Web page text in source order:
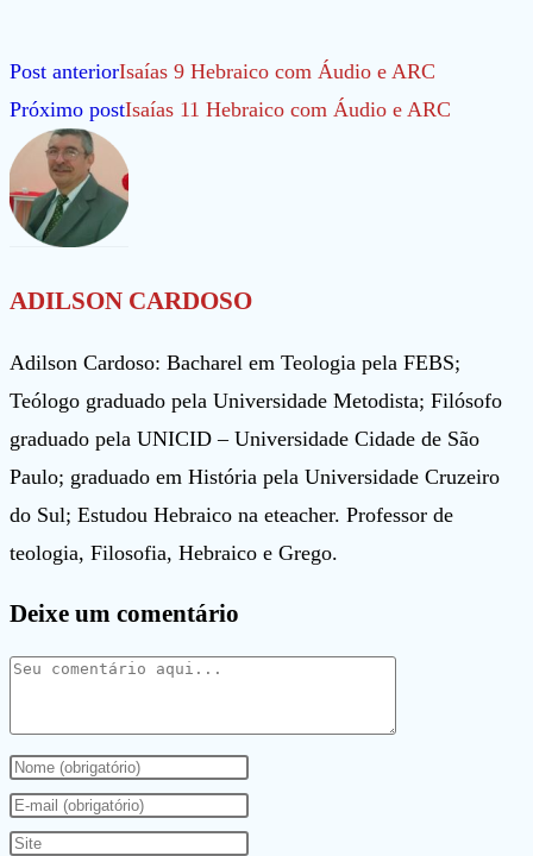
Leia
mais
artigos
Post anteriorIsaías 9 Hebraico com Áudio e ARC
Próximo postIsaías 11 Hebraico com Áudio e ARC
ADILSON CARDOSO
Adilson Cardoso: Bacharel em Teologia pela FEBS;
Teólogo graduado pela Universidade Metodista; Filósofo
graduado pela UNICID – Universidade Cidade de São
Paulo; graduado em História pela Universidade Cruzeiro
do Sul; Estudou Hebraico na eteacher. Professor de
teologia, Filosofia, Hebraico e Grego.
Deixe um comentário
Comentário
Digite
seu
nome
Digite
seu
Digite